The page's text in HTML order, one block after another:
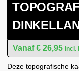
€ 26,95 incl.
Deze topografische